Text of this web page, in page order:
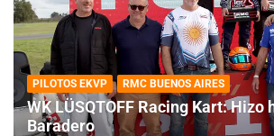
PILOTOS EKVP RMC BUENOS AIRES
WK LÜSQTOFF Racing Kart: Hizo
Baradero